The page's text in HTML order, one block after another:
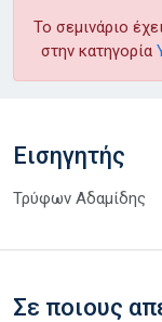
Το σεμινάριο
στην κατηγορία
Εισηγητής
Τρύφων Αδαμίδης
Σε ποιους